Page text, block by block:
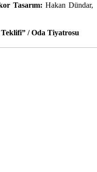
Tasarım: Hakan Dündar,
Teklifi” / Oda Tiyatrosu